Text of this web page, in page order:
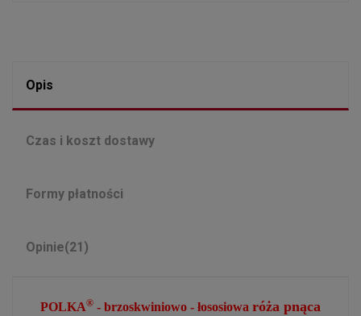
Opis
Czas i koszt dostawy
Formy płatności
Opinie(21)
POLKA® - brzoskwiniowo - łososiowa róża pnąca